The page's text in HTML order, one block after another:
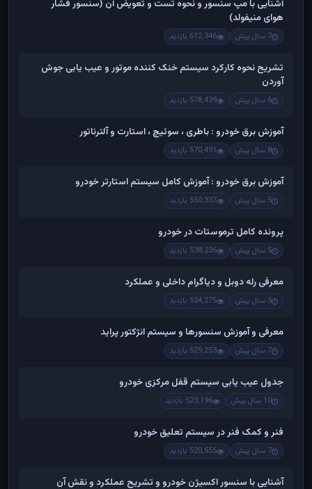
آشنایی با مپ سنسور و نحوه تست و تعویض آن (سنسور فشار
هوای منیفولد)
7 سال پیش 612,346 بازدید
تشریح نحوه کارکرد سیستم خنک کننده موتور و عیب یابی جوش
آوردن
6 سال پیش 578,439 بازدید
آموزش برق خودرو : باطری ، سوئیچ ، استارت و آلترناتور
8 سال پیش 570,491 بازدید
آموزش برق خودرو : آموزش کامل سیستم استارتر خودرو
5 سال پیش 550,337 بازدید
پرونده کامل ترموستات در خودرو
5 سال پیش 538,236 بازدید
معرفی رله دوبل و دیاگرام داخلی و عملکرد
5 سال پیش 534,275 بازدید
معرفی و آموزش سنسورها و سیستم انژکتور پراید
7 سال پیش 529,253 بازدید
جدول عیب یابی سیستم قفل مرکزی خودرو
10 سال پیش 523,196 بازدید
فنر و کمک فنر در سیستم تعلیق خودرو
7 سال پیش 520,555 بازدید
آشنایی با سنسور اکسیژن خودرو و تشریح عملکرد و نقش آن